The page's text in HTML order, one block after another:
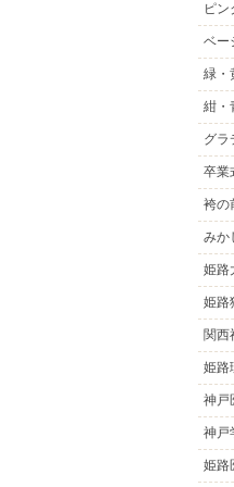
ピン
ベー
緑・
紺・
グラ
卒業
袴の
みか
姫路
姫路
関西
姫路
神戸
神戸
姫路